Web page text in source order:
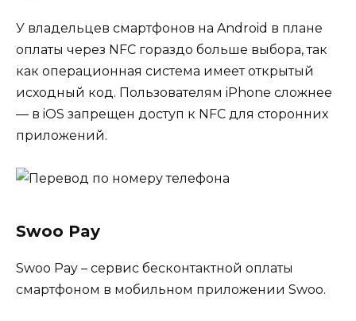
У владельцев смартфонов на Android в плане
оплаты через NFC гораздо больше выбора, так
как операционная система имеет открытый
исходный код. Пользователям iPhone сложнее
— в iOS запрещен доступ к NFC для сторонних
приложений.
Swoo Pay
Swoo Pay – сервис бесконтактной оплаты
смартфоном в мобильном приложении Swoo.